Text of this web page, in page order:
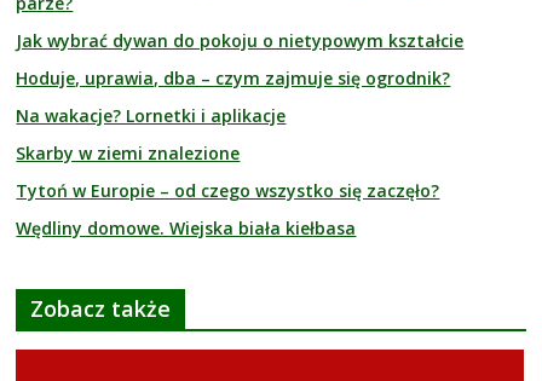
Jak wybrać dywan do pokoju o nietypowym kształcie
Hoduje, uprawia, dba – czym zajmuje się ogrodnik?
Na wakacje? Lornetki i aplikacje
Skarby w ziemi znalezione
Tytoń w Europie – od czego wszystko się zaczęło?
Wędliny domowe. Wiejska biała kiełbasa
Zobacz także